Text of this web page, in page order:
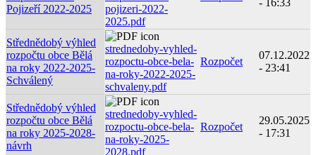
Pojizeří 2022-2025
pojizeri-2022-
2025.pdf
- 16:33
Střednědobý výhled
rozpočtu obce Bělá
na roky 2022-2025-
Schválený
strednedoby-vyhled-
rozpoctu-obce-bela-
na-roky-2022-2025-
schvaleny.pdf
Rozpočet
07.12.2022
- 23:41
Střednědobý výhled
rozpočtu obce Bělá
na roky 2025-2028-
návrh
strednedoby-vyhled-
rozpoctu-obce-bela-
na-roky-2025-
2028.pdf
Rozpočet
29.05.2025
- 17:31